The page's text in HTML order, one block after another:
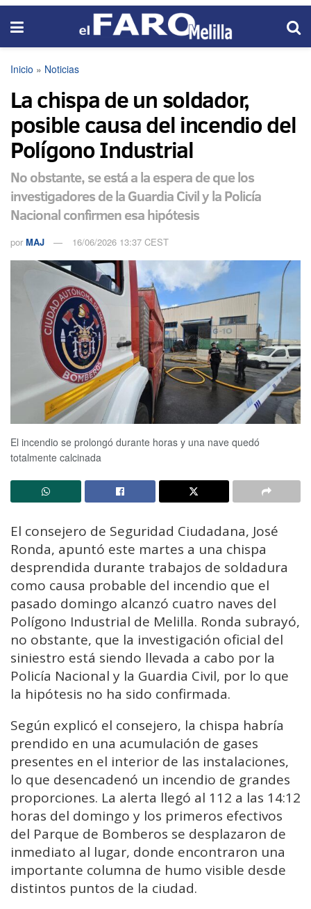
Inicio » Noticias
La chispa de un soldador,
posible causa del incendio del
Polígono Industrial
No obstante, se está a la espera de que los
investigadores de la Guardia Civil y la Policía
Nacional confirmen esa hipótesis
por MAJ 16/06/2026 13:37 CEST
El incendio se prolongó durante horas y una nave quedó
totalmente calcinada
El consejero de Seguridad Ciudadana, José
Ronda, apuntó este martes a una chispa
desprendida durante trabajos de soldadura
como causa probable del incendio que el
pasado domingo alcanzó cuatro naves del
Polígono Industrial de Melilla. Ronda subrayó,
no obstante, que la investigación oficial del
siniestro está siendo llevada a cabo por la
Policía Nacional y la Guardia Civil, por lo que
la hipótesis no ha sido confirmada.
Según explicó el consejero, la chispa habría
prendido en una acumulación de gases
presentes en el interior de las instalaciones,
lo que desencadenó un incendio de grandes
proporciones. La alerta llegó al 112 a las 14:12
horas del domingo y los primeros efectivos
del Parque de Bomberos se desplazaron de
inmediato al lugar, donde encontraron una
importante columna de humo visible desde
distintos puntos de la ciudad.